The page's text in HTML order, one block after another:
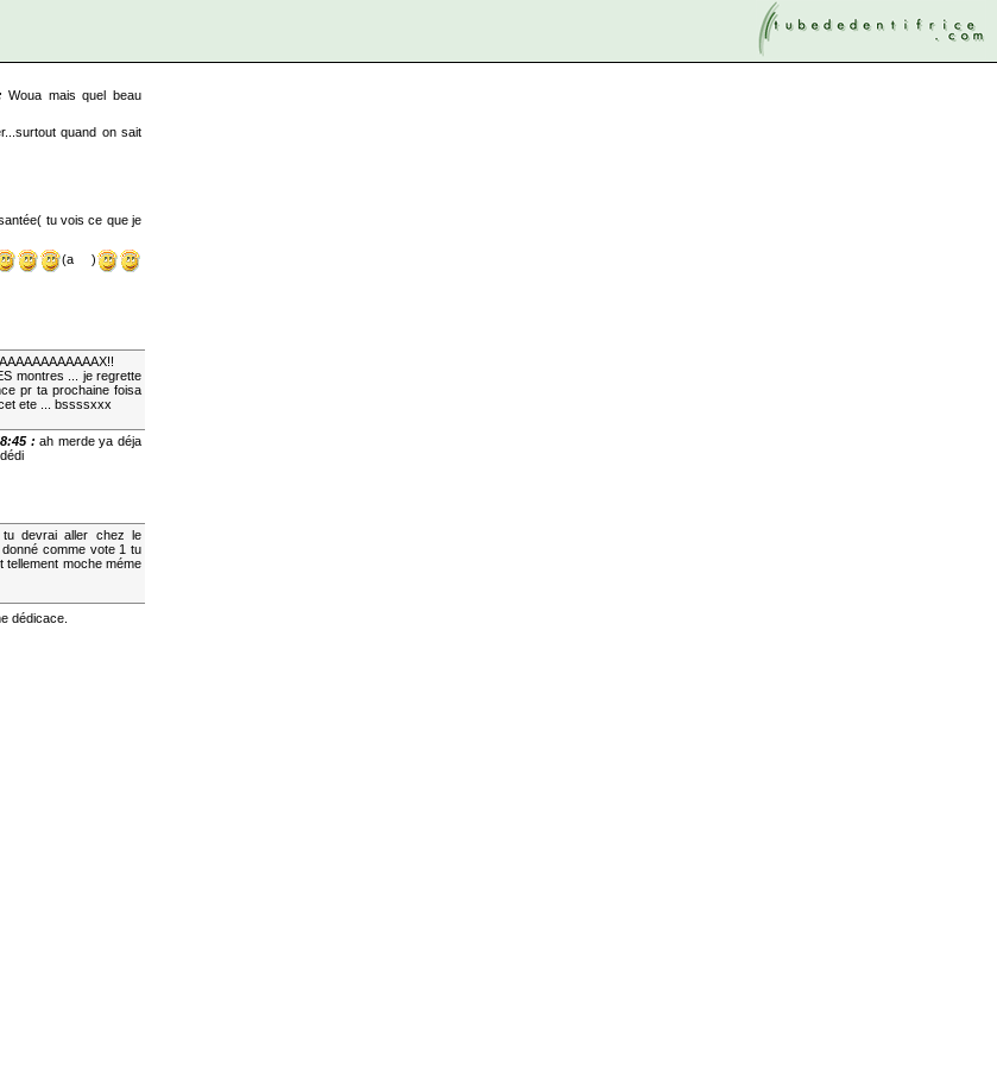
Woua mais quel beau
quand on sait
tu vois ce que je
(a )
montres ... je regrette
pr ta prochaine foisa
ete ... bssssxxx
: ah merde ya déja
tu devrai aller chez le
comme vote 1 tu
tellement moche méme
dédicace.